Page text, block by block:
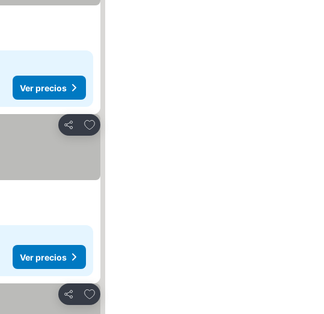
Ver precios
Compartir
Agregar a favoritos
Ver precios
Compartir
Agregar a favoritos